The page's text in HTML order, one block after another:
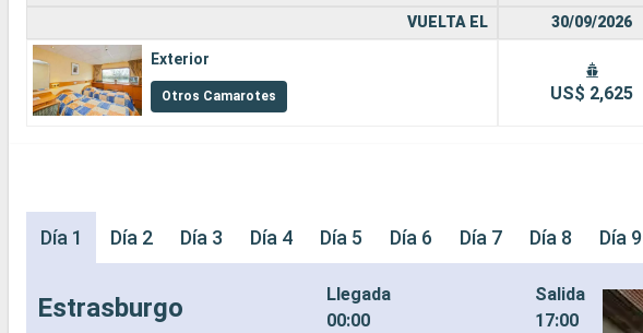
VUELTA EL
Exterior
Otros Camarotes
30/09/2026
US$ 2,625
Día 1 Día 2 Día 3 Día 4 Día 5 Día 6 Día 7 Día 8 Día 9
Estrasburgo
Llegada
00:00
Salida
17:00